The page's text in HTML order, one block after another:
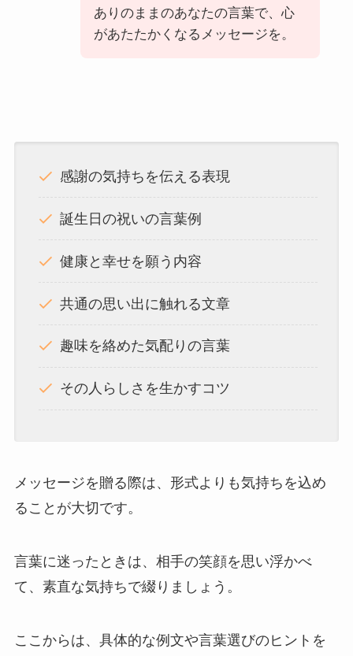
ありのままのあなたの言葉で、心
があたたかくなるメッセージを。
感謝の気持ちを伝える表現
誕生日の祝いの言葉例
健康と幸せを願う内容
共通の思い出に触れる文章
趣味を絡めた気配りの言葉
その人らしさを生かすコツ
メッセージを贈る際は、形式よりも気持ちを込め
ることが大切です。
言葉に迷ったときは、相手の笑顔を思い浮かべ
て、素直な気持ちで綴りましょう。
ここからは、具体的な例文や言葉選びのヒントを